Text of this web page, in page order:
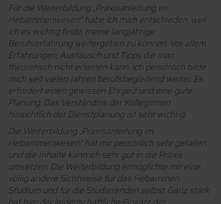
Für die Weiterbildung „Praxisanleitung im
Hebammenwesen“ habe ich mich entschieden, weil
ich es wichtig finde, meine langjährige
Berufserfahrung weitergeben zu können. Vor allem
Erfahrungen, Austausch und Tipps die man
theoretisch nicht erlernen kann. Ich persönlich bilde
mich seit vielen Jahren berufsbegleitend weiter. Es
erfordert einen gewissen Ehrgeiz und eine gute
Planung. Das Verständnis der KollegInnen
hinsichtlich der Dienstplanung ist sehr wichtig.
Die Weiterbildung „Praxisanleitung im
Hebammenwesen“ hat mir persönlich sehr gefallen
und die Inhalte kann ich sehr gut in die Praxis
umsetzen. Die Weiterbildung ermöglichte mir eine
völlig andere Sichtweise für das Hebammen
Studium und für die Studierenden selbst. Ganz stark